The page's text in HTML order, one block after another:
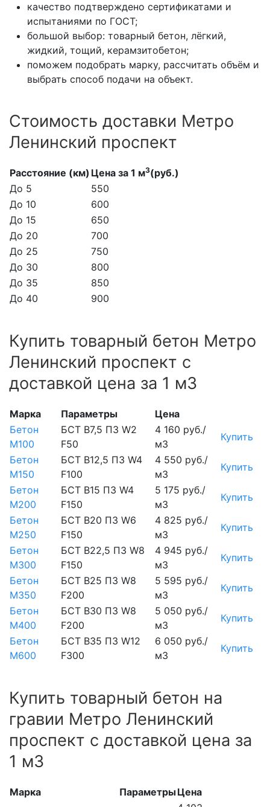
качество подтверждено сертификатами и
испытаниями по ГОСТ;
большой выбор: товарный бетон, лёгкий,
жидкий, тощий, керамзитобетон;
поможем подобрать марку, рассчитать объём и
выбрать способ подачи на объект.
Стоимость доставки Метро
Ленинский проспект
Расстояние (км) Цена за 1 м3(руб.)
До 5
550
До 10
600
До 15
650
До 20
700
До 25
750
До 30
800
До 35
850
До 40
900
Купить товарный бетон Метро
Ленинский проспект с
доставкой цена за 1 м3
Марка Параметры
Цена
Бетон
М100
БСТ В7,5 П3 W2
F50
4 160 руб./
м3
Купить
Бетон
М150
БСТ В12,5 П3 W4
F100
4 550 руб./
м3
Купить
Бетон
М200
БСТ В15 П3 W4
F150
5 175 руб./
м3
Купить
Бетон
М250
БСТ В20 П3 W6
F150
4 825 руб./
м3
Купить
Бетон
М300
БСТ В22,5 П3 W8
F150
4 945 руб./
м3
Купить
Бетон
М350
БСТ В25 П3 W8
F200
5 595 руб./
м3
Купить
Бетон
М400
БСТ В30 П3 W8
F200
5 050 руб./
м3
Купить
Бетон
М600
БСТ В35 П3 W12
F300
6 050 руб./
м3
Купить
Купить товарный бетон на
гравии Метро Ленинский
проспект с доставкой цена за
1 м3
Марка ПараметрыЦена